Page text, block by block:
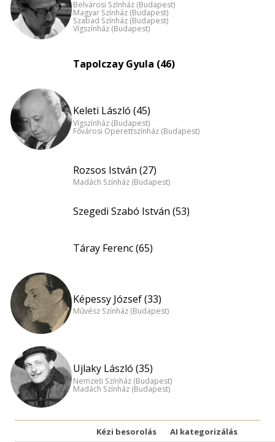
Belvárosi Színház (Budapest)
Magyar Színház (Budapest)
Szabad Színház (Budapest)
Vígszínház (Budapest)
Tapolczay Gyula (46)
Keleti László (45)
Vígszínház (Budapest)
Fővárosi Operettszínház (Budapest)
Rozsos István (27)
Madách Színház (Budapest)
Szegedi Szabó István (53)
Táray Ferenc (65)
Képessy József (33)
Művész Színház (Budapest)
Ujlaky László (35)
Nemzeti Színház (Budapest)
Madách Színház (Budapest)
Kézi besorolás AI kategorizálás